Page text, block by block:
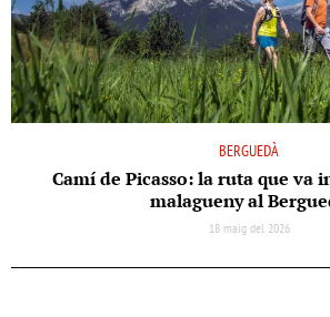
BERGUEDÀ
Camí de Picasso: la ruta que va
malagueny al
18 maig del 2026